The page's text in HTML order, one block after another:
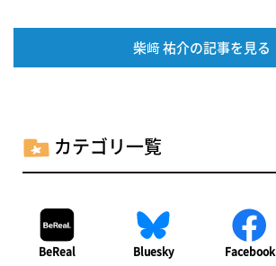
柴﨑 祐介の記事を見る
カテゴリ一覧
BeReal Bluesky Facebook